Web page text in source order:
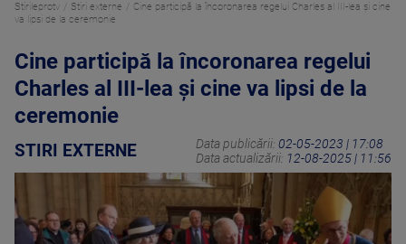
Stirileprotv Stiri externe
Cine participă la încoronarea regelui Charles al III-lea și cine
va lipsi de la ceremonie
Cine participă la încoronarea regelui
Charles al III-lea și cine va lipsi de la
ceremonie
STIRI EXTERNE Data publicării: 02-05-2023 | 17:08
Data actualizării: 12-08-2025 | 11:56